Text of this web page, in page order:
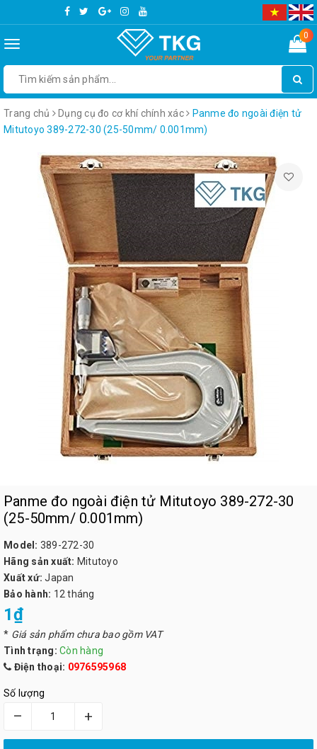
Toggle
0
Trang chủ Dụng cụ đo cơ khí chính xác
Panme đo ngoài điện tử
Mitutoyo 389-272-30 (25-50mm/ 0.001mm)
Panme đo ngoài điện tử Mitutoyo 389-272-30
(25-50mm/ 0.001mm)
Model: 389-272-30
Hãng sản xuất: Mitutoyo
Xuất xứ: Japan
Bảo hành: 12 tháng
1₫
* Giá sản phẩm chưa bao gồm VAT
Tình trạng: Còn hàng
Điện thoại: 0976595968
Số lượng
– +